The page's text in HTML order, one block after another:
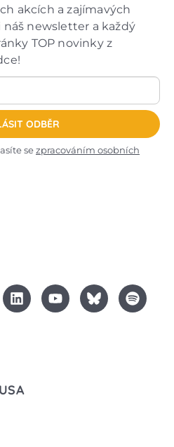
akcích a zajímavých
newsletter a každý
TOP novinky z
ODBĚR
sezpracováním osobních